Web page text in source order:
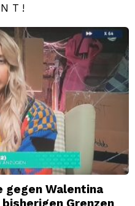
gegen Walentina
Grenzen